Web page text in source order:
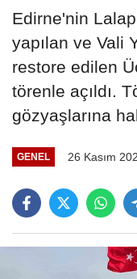
Edirne'nin
yapılan ve Vali
restore edilen
törenle açıldı.
gözyaşlarına
GENEL 26 Kasım